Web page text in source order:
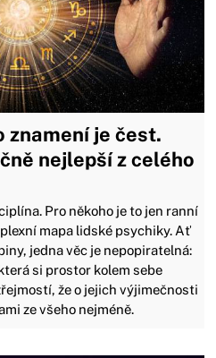
znamení je čest.
nejlepší z celého
Pro někoho je to jen ranní
mapa lidské psychiky. Ať
jedna věc je nepopiratelná:
si prostor kolem sebe
že o jejich výjimečnosti
ze všeho nejméně.